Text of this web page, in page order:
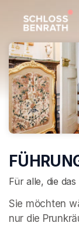
Für alle, die
Sie möchten
nur die